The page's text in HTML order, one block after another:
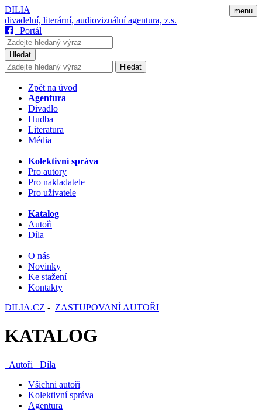
menu
DILIA
divadelní, literární, audiovizuální agentura, z.s.
Portál
Hledat
Hledat
Zpět na úvod
Agentura
Divadlo
Hudba
Literatura
Média
Kolektivní správa
Pro autory
Pro nakladatele
Pro uživatele
Katalog
Autoři
Díla
O nás
Novinky
Ke stažení
Kontakty
DILIA.CZ - ZASTUPOVANÍ AUTOŘI
KATALOG
Autoři
Díla
Všichni autoři
Kolektivní správa
Agentura